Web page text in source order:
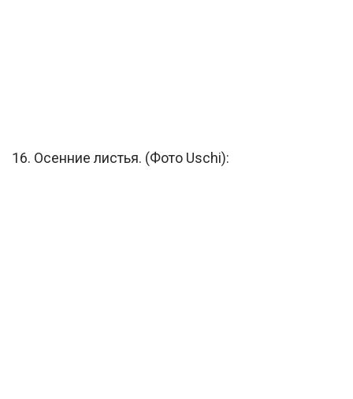
16. Осенние листья. (Фото Uschi):